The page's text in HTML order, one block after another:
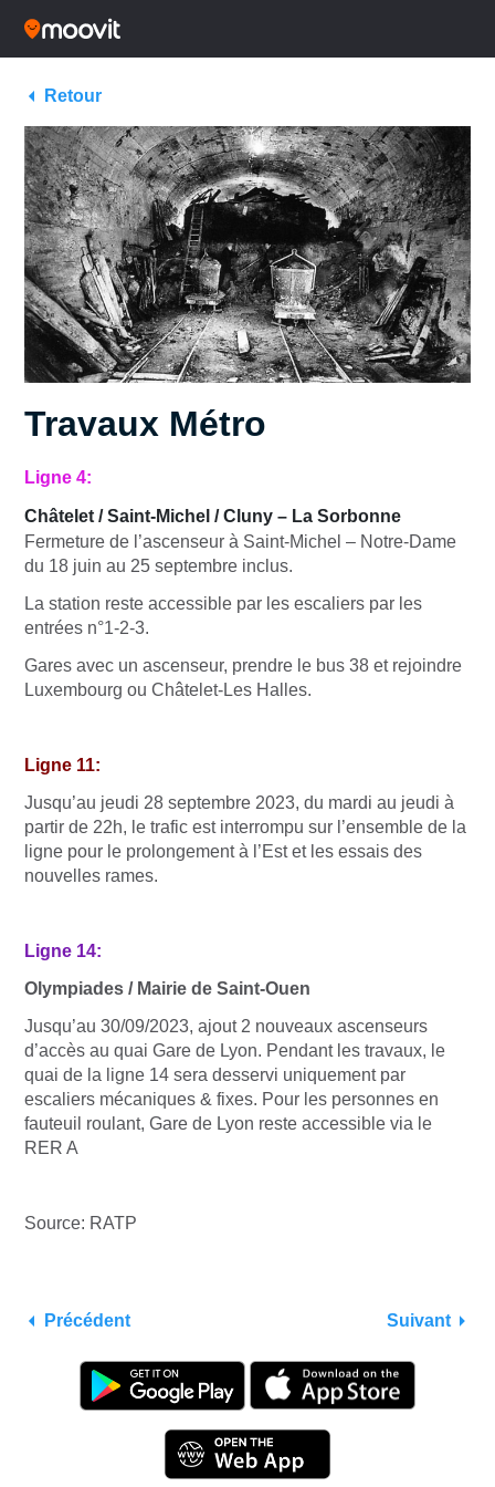
Retour
Travaux Métro
Ligne 4:
Châtelet / Saint-Michel / Cluny – La Sorbonne
Fermeture de l’ascenseur à Saint-Michel – Notre-Dame
du 18 juin au 25 septembre inclus.
La station reste accessible par les escaliers par les
entrées n°1-2-3.
Gares avec un ascenseur, prendre le bus 38 et rejoindre
Luxembourg ou Châtelet-Les Halles.
Ligne 11:
Jusqu’au jeudi 28 septembre 2023, du mardi au jeudi à
partir de 22h, le trafic est interrompu sur l’ensemble de la
ligne pour le prolongement à l’Est et les essais des
nouvelles rames.
Ligne 14:
Olympiades / Mairie de Saint-Ouen
Jusqu’au 30/09/2023, ajout 2 nouveaux ascenseurs
d’accès au quai Gare de Lyon. Pendant les travaux, le
quai de la ligne 14 sera desservi uniquement par
escaliers mécaniques & fixes. Pour les personnes en
fauteuil roulant, Gare de Lyon reste accessible via le
RER A
Source: RATP
Précédent Suivant